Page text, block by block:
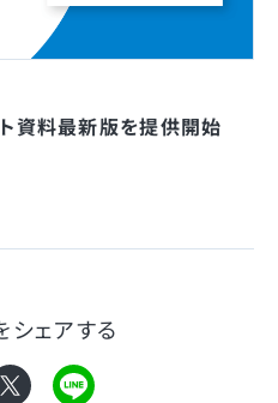
資料最新版を提供開始
シェアする